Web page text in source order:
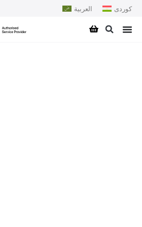
العربية کوردی